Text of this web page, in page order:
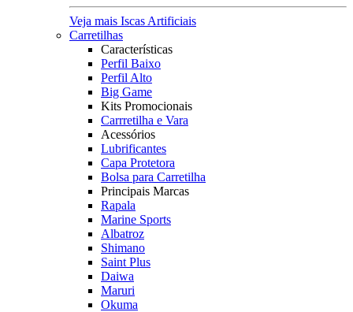
Veja mais Iscas Artificiais
Carretilhas
Características
Perfil Baixo
Perfil Alto
Big Game
Kits Promocionais
Carrretilha e Vara
Acessórios
Lubrificantes
Capa Protetora
Bolsa para Carretilha
Principais Marcas
Rapala
Marine Sports
Albatroz
Shimano
Saint Plus
Daiwa
Maruri
Okuma